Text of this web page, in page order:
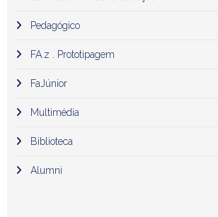
Pedagógico
FA.z . Prototipagem
FaJúnior
Multimédia
Biblioteca
Alumni